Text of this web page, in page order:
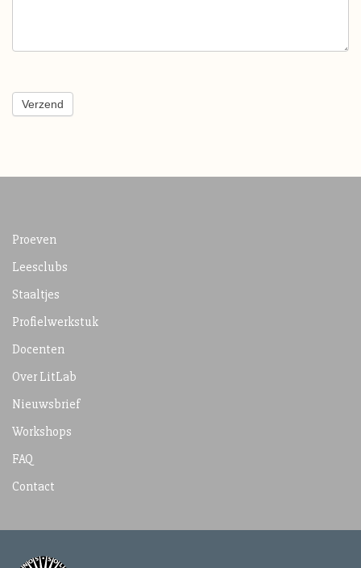
Verzend
Proeven
Leesclubs
Staaltjes
Profielwerkstuk
Docenten
Over LitLab
Nieuwsbrief
Workshops
FAQ
Contact